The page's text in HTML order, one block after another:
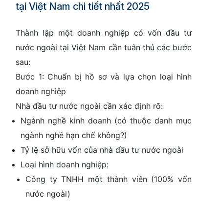
tại Việt Nam chi tiết nhất 2025
Thành lập một doanh nghiệp có vốn đầu tư
nước ngoài tại Việt Nam cần tuân thủ các bước
sau:
Bước 1: Chuẩn bị hồ sơ và lựa chọn loại hình
doanh nghiệp
Nhà đầu tư nước ngoài cần xác định rõ:
Ngành nghề kinh doanh (có thuộc danh mục
ngành nghề hạn chế không?)
Tỷ lệ sở hữu vốn của nhà đầu tư nước ngoài
Loại hình doanh nghiệp:
Công ty TNHH một thành viên (100% vốn
nước ngoài)